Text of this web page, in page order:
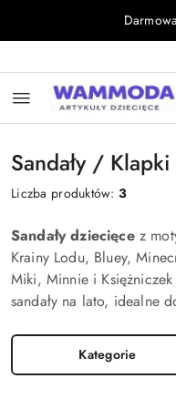
Przejdź do treści
Przejdź do
Przejdź do moje
Przejdź do menu
Przejdź do stopki
Sandały / Klapki
Liczba produktów:3
Sandały dziecięcez
Krainy Lodu, Bluey,
Miki, Minnie i
sandały na lato, idealne
Kategorie